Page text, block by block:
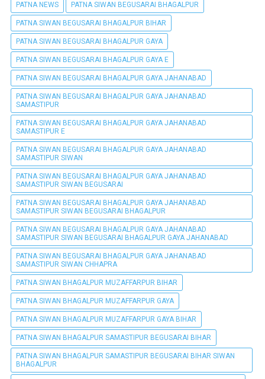
PATNA NEWS PATNA SIWAN BEGUSARAI BHAGALPUR
PATNA SIWAN BEGUSARAI BHAGALPUR BIHAR
PATNA SIWAN BEGUSARAI BHAGALPUR GAYA
PATNA SIWAN BEGUSARAI BHAGALPUR GAYA E
PATNA SIWAN BEGUSARAI BHAGALPUR GAYA JAHANABAD
PATNA SIWAN BEGUSARAI BHAGALPUR GAYA JAHANABAD
SAMASTIPUR
PATNA SIWAN BEGUSARAI BHAGALPUR GAYA JAHANABAD
SAMASTIPUR E
PATNA SIWAN BEGUSARAI BHAGALPUR GAYA JAHANABAD
SAMASTIPUR SIWAN
PATNA SIWAN BEGUSARAI BHAGALPUR GAYA JAHANABAD
SAMASTIPUR SIWAN BEGUSARAI
PATNA SIWAN BEGUSARAI BHAGALPUR GAYA JAHANABAD
SAMASTIPUR SIWAN BEGUSARAI BHAGALPUR
PATNA SIWAN BEGUSARAI BHAGALPUR GAYA JAHANABAD
SAMASTIPUR SIWAN BEGUSARAI BHAGALPUR GAYA JAHANABAD
PATNA SIWAN BEGUSARAI BHAGALPUR GAYA JAHANABAD
SAMASTIPUR SIWAN CHHAPRA
PATNA SIWAN BHAGALPUR MUZAFFARPUR BIHAR
PATNA SIWAN BHAGALPUR MUZAFFARPUR GAYA
PATNA SIWAN BHAGALPUR MUZAFFARPUR GAYA BIHAR
PATNA SIWAN BHAGALPUR SAMASTIPUR BEGUSARAI BIHAR
PATNA SIWAN BHAGALPUR SAMASTIPUR BEGUSARAI BIHAR SIWAN
BHAGALPUR